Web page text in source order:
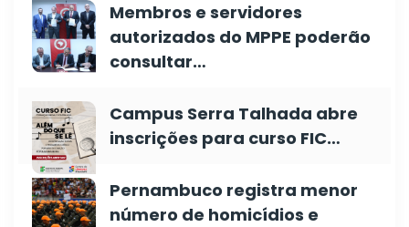
Membros e servidores
autorizados do MPPE poderão
consultar…
Campus Serra Talhada abre
inscrições para curso FIC…
Pernambuco registra menor
número de homicídios e